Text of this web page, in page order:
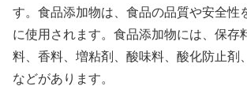
す。食品添加物は、食品の品質や安全性
に使用されます。食品添加物には、保存
料、香料、増粘剤、酸味料、酸化防止剤
などがあります。